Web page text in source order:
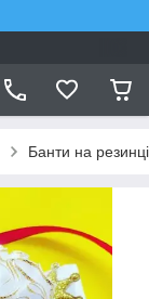
Банти на резинці